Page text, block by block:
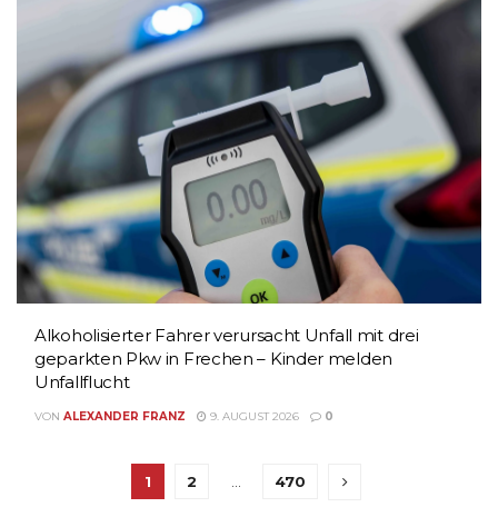
Alkoholisierter Fahrer verursacht Unfall mit drei
geparkten Pkw in Frechen – Kinder melden
Unfallflucht
VON ALEXANDER FRANZ 9. AUGUST 2026 0
1 2 470